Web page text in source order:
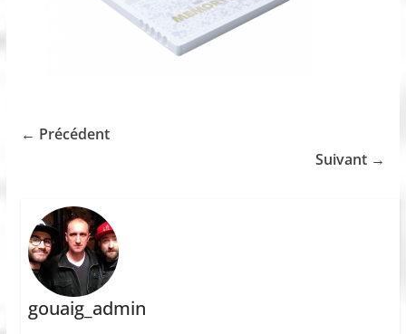
← Précédent
Suivant →
gouaig_admin